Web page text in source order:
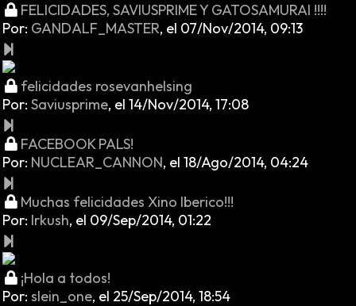
FELICIDADES, SAVIUSPRIME Y GATOSAMURAI !!!!
Por: GANDALF_MASTER, el 07/Nov/2014, 09:13
felicidades rosevanhelsing
Por: Saviusprime, el 14/Nov/2014, 17:08
FACEBOOK PALS!
Por: NUCLEAR_CANNON, el 18/Ago/2014, 04:24
Muchas felicidades Xino Iberico!!!
Por: Irkush, el 09/Sep/2014, 01:22
¡Hola a todos!
Por: slein_one, el 25/Sep/2014, 18:54